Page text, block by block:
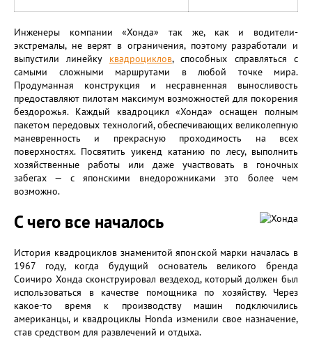
Инженеры компании «Хонда» так же, как и водители-
экстремалы, не верят в ограничения, поэтому разработали и
выпустили линейку квадроциклов, способных справляться с
самыми сложными маршрутами в любой точке мира.
Продуманная конструкция и несравненная выносливость
предоставляют пилотам максимум возможностей для покорения
бездорожья. Каждый квадроцикл «Хонда» оснащен полным
пакетом передовых технологий, обеспечивающих великолепную
маневренность и прекрасную проходимость на всех
поверхностях. Посвятить уикенд катанию по лесу, выполнить
хозяйственные работы или даже участвовать в гоночных
забегах — с японскими внедорожниками это более чем
возможно.
С чего все началось
История квадроциклов знаменитой японской марки началась в
1967 году, когда будущий основатель великого бренда
Соичиро Хонда сконструировал вездеход, который должен был
использоваться в качестве помощника по хозяйству. Через
какое-то время к производству машин подключились
американцы, и квадроциклы Honda изменили свое назначение,
став средством для развлечений и отдыха.